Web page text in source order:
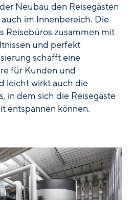
Neubau den Reisegästen
im Innenbereich. Die
Reisebüros zusammen mit
und perfekt
schafft eine
für Kunden und
leicht wirkt auch die
in dem sich die Reisegäste
entspannen können.